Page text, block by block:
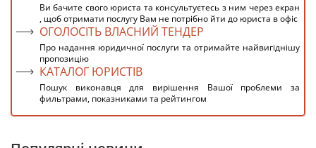
Ви бачите свого юриста та консультуєтесь з ним через екран
, щоб отримати послугу Вам не потрібно йти до юриста в офіс
ОГОЛОСІТЬ ВЛАСНИЙ ТЕНДЕР
Про надання юридичної послуги та отримайте найвигіднішу
пропозицію
КАТАЛОГ ЮРИСТІВ
Пошук виконавця для вирішення Вашої проблеми за
фильтрами, показниками та рейтингом